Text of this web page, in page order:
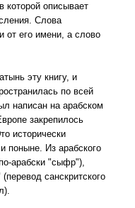
которой описывает
Слова
от его имени, а слово
эту книгу, и
по всей
написан на арабском
закрепилось
исторически
поныне. Из арабского
арабски "сыфр"),
санскритского